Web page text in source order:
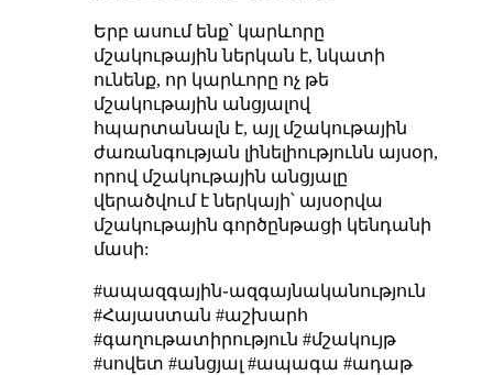
Երբ ասում ենք՝ կարևորը
մշակութային ներկան է, նկատի
ունենք, որ կարևորը ոչ թե
մշակութային անցյալով
հպարտանալն է, այլ մշակութային
ժառանգության լինելիությունն այսօր,
որով մշակութային անցյալը
վերածվում է ներկայի՝ այսօրվա
մշակութային գործընթացի կենդանի
մասի:
#ապազգային֊ազգայնականություն
#Հայաստան #աշխարհ
#գաղութատիրություն #մշակույթ
#սովետ #անցյալ #ապագա #ադաթ